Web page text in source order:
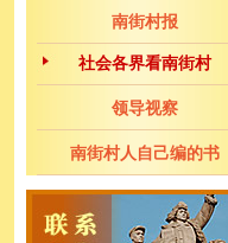
南街村报
社会各界看南街村
领导视察
南街村人自己编的书